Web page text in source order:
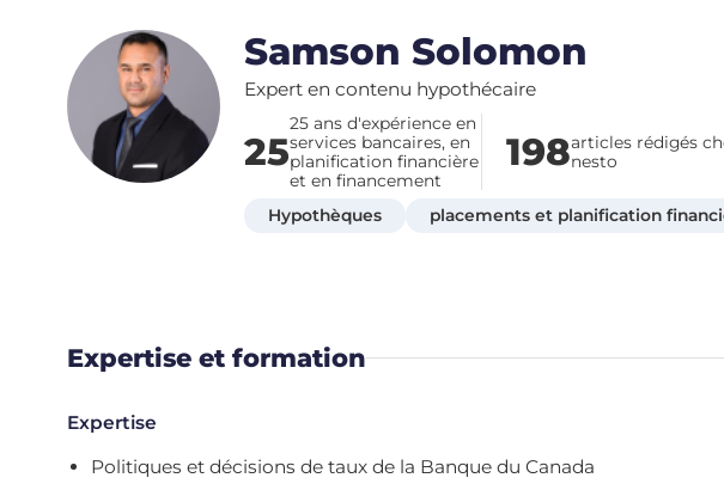
Samson Solomon
Expert en contenu hypothécaire
25
25 ans d'expérience en
services bancaires, en
planification financière
et en financement
198articles rédigés
nesto
Hypothèques placements et planification
Expertise et formation
Expertise
Politiques et décisions de taux de la Banque du Canada